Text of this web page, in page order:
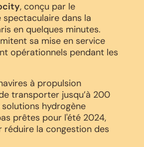
, conçu par le
dans la
en quelques minutes.
sa mise en service
opérationnels pendant les
à propulsion
transporter jusqu’à 200
hydrogène
prêtes pour l'été 2024,
la congestion des